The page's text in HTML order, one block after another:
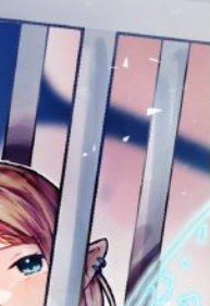
レイヤーが首席合格となり、ゲー
の記憶に刻まれる傑作語呂合わせ
しい試験を乗り越えて、ゴロ大合格
謎解きルーム本店にも置いてあり